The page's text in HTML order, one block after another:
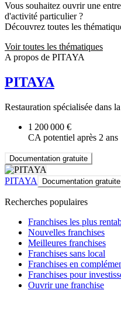
Vous souhaitez ouvrir une
d'activité particulier ?
Découvrez toutes les
Voir toutes les thématiques
A propos de PITAYA
PITAYA
Restauration spécialisée dans
1 200 000 €
CA potentiel après 2 ans
Documentation gratuite
PITAYA Documentation gratuite
Recherches populaires
Franchises les plus
Nouvelles franchises
Meilleures franchises
Franchises sans local
Franchises en
Franchises pour
Ouvrir une franchise